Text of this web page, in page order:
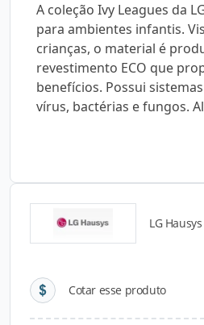
A coleção Ivy Leagues da
para ambientes infantis.
crianças, o material é
revestimento ECO que
benefícios. Possui
vírus, bactérias e fungos.
LG Hausys
Cotar esse produto
Detalhes do
Descrição do Produto